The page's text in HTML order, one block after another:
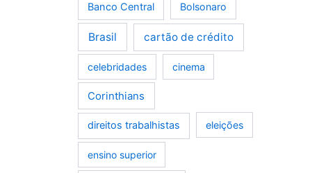
Banco Central Bolsonaro
Brasil cartão de crédito
celebridades cinema
Corinthians
direitos trabalhistas eleições
ensino superior